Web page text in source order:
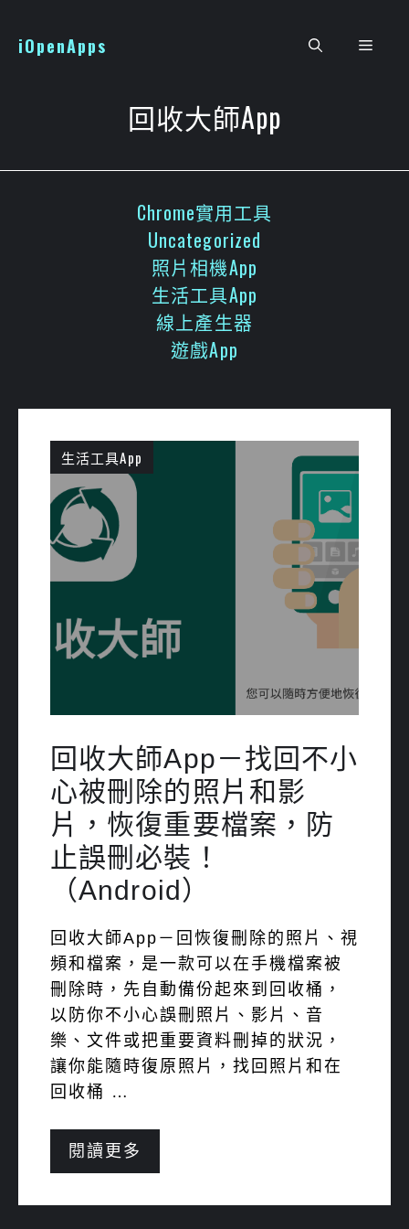
iOpenApps 選
回收大師App
Chrome實用工具
Uncategorized
照片相機App
生活工具App
線上產生器
遊戲App
生活工具App
回收大師App－找回不小
心被刪除的照片和影
片，恢復重要檔案，防
止誤刪必裝！
（Android）
回收大師App－回恢復刪除的照片、視
頻和檔案，是一款可以在手機檔案被
刪除時，先自動備份起來到回收桶，
以防你不小心誤刪照片、影片、音
樂、文件或把重要資料刪掉的狀況，
讓你能隨時復原照片，找回照片和在
回收桶 …
閱讀更多